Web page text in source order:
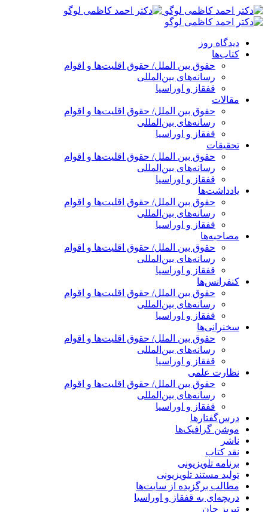
پرش
به
دیدگاه روز
کتاب‌ها
حقوق بین الملل/ حقوق اقلیت‌ها و اقوام
رسانه‌های بین‌المللی
قفقاز و اوراسیا
مقالات
حقوق بین الملل/ حقوق اقلیت‌ها و اقوام
رسانه‌های بین‌المللی
قفقاز و اوراسیا
تحقیقات
حقوق بین الملل/ حقوق اقلیت‌ها و اقوام
رسانه‌های بین‌المللی
قفقاز و اوراسیا
یادداشت‌ها
حقوق بین الملل/ حقوق اقلیت‌ها و اقوام
رسانه‌های بین‌المللی
قفقاز و اوراسیا
مصاحبه‌ها
حقوق بین الملل/ حقوق اقلیت‌ها و اقوام
رسانه‌های بین‌المللی
قفقاز و اوراسیا
کنفرانس‌ها
حقوق بین الملل/ حقوق اقلیت‌ها و اقوام
رسانه‌های بین‌المللی
قفقاز و اوراسیا
سخنرانی‌ها
حقوق بین الملل/ حقوق اقلیت‌ها و اقوام
رسانه‌های بین‌المللی
قفقاز و اوراسیا
نظارت علمی
حقوق بین الملل/ حقوق اقلیت‌ها و اقوام
رسانه‌های بین‌المللی
قفقاز و اوراسیا
درس‌گفتارها
موشن گرافیک‌ها
ناشر
نقد کتاب
برنامه‌ تلویزیونی
تولید مستند تلویزیونی
مطالب برگزیده از سایت‌ها
دریچه‌ای به قفقاز و اوراسیا
تبریزِ جان